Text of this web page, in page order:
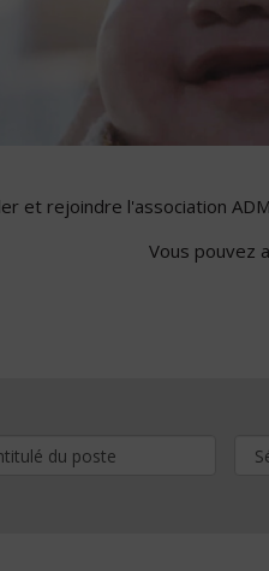
et rejoindre l'association
Vous pouvez